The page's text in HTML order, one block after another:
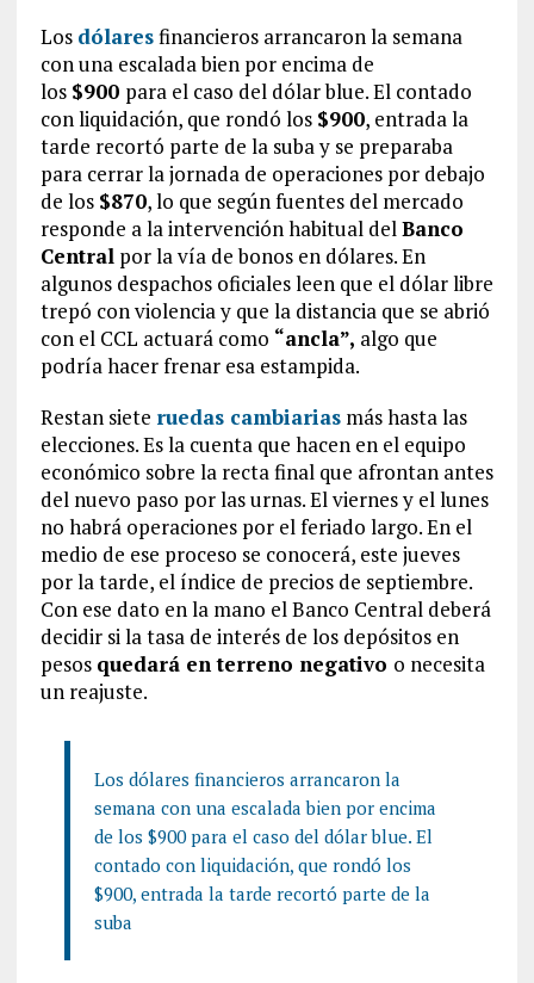
Los dólaresfinancieros arrancaron la semana
con una escalada bien por encima de
los $900 para el caso del dólar blue. El contado
con liquidación, que rondó los $900, entrada la
tarde recortó parte de la suba y se preparaba
para cerrar la jornada de operaciones por debajo
de los $870, lo que según fuentes del mercado
responde a la intervención habitual delBanco
Centralpor la vía de bonos en dólares. En
algunos despachos oficiales leen que el dólar libre
trepó con violencia y que la distancia que se abrió
con el CCL actuará como “ancla”, algo que
podría hacer frenar esa estampida.
Restan siete ruedas cambiariasmás hasta las
elecciones. Es la cuenta que hacen en el equipo
económico sobre la recta final que afrontan antes
del nuevo paso por las urnas. El viernes y el lunes
no habrá operaciones por el feriado largo. En el
medio de ese proceso se conocerá, este jueves
por la tarde, el índice de precios de septiembre.
Con ese dato en la mano el Banco Central deberá
decidir si la tasa de interés de los depósitos en
pesos quedará en terreno negativo o necesita
un reajuste.
Los dólares financieros arrancaron la
semana con una escalada bien por encima
de los $900 para el caso del dólar blue. El
contado con liquidación, que rondó los
$900, entrada la tarde recortó parte de la
suba